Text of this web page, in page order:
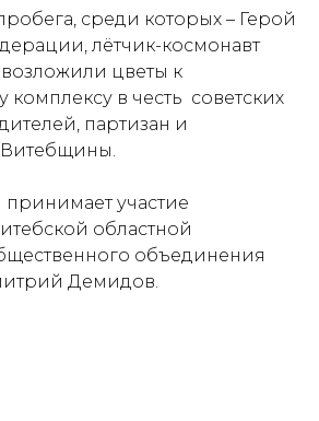
среди которых – Герой
лётчик-космонавт
цветы к
в честь советских
партизан и
участие
областной
объединения
Демидов.